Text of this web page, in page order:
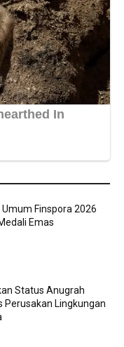
Finspora 2026
Emas
Status Anugrah
Perusakan Lingkungan